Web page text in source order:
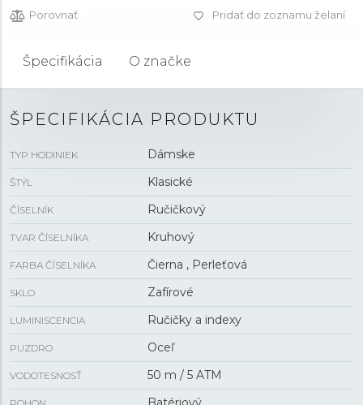
Porovnať Pridať do zoznamu želaní
Špecifikácia O značke
ŠPECIFIKÁCIA PRODUKTU
TYP HODINIEK Dámske
ŠTÝL Klasické
ČÍSELNÍK Ručičkový
TVAR ČÍSELNÍKA Kruhový
FARBA ČÍSELNÍKA Čierna , Perleťová
SKLO Zafírové
LUMINISCENCIA Ručičky a indexy
PUZDRO Oceľ
VODOTESNOSŤ 50 m / 5 ATM